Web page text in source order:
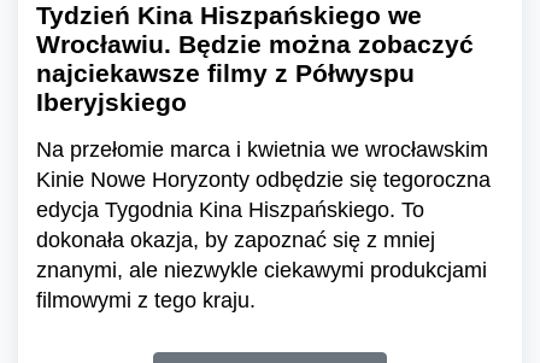
Tydzień Kina Hiszpańskiego we
Wrocławiu. Będzie można zobaczyć
najciekawsze filmy z Półwyspu
Iberyjskiego
Na przełomie marca i kwietnia we wrocławskim
Kinie Nowe Horyzonty odbędzie się tegoroczna
edycja Tygodnia Kina Hiszpańskiego. To
dokonała okazja, by zapoznać się z mniej
znanymi, ale niezwykle ciekawymi produkcjami
filmowymi z tego kraju.